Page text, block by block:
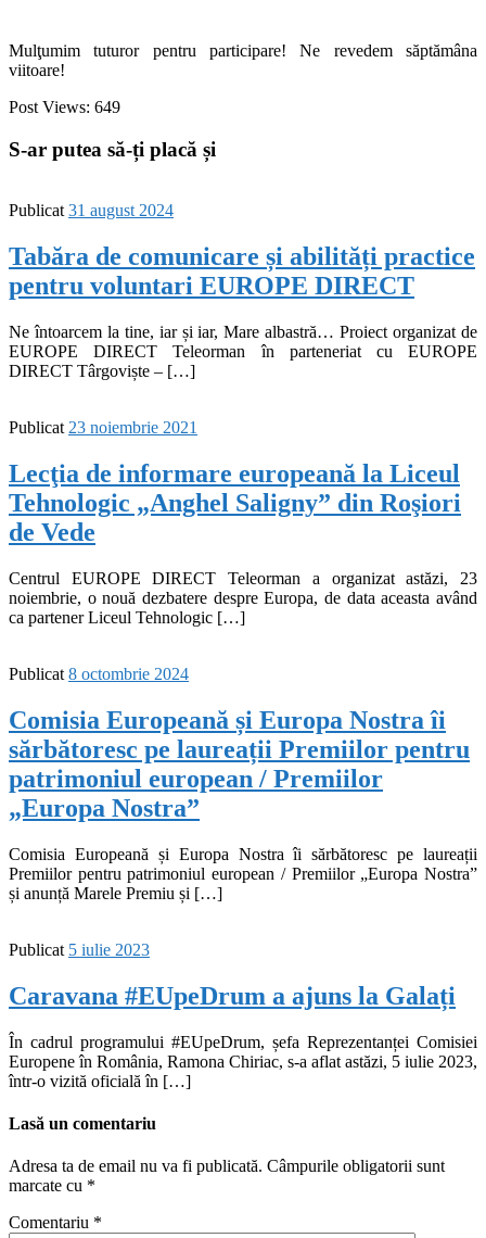
Mulţumim tuturor pentru participare! Ne revedem săptămâna
viitoare!
Post Views: 649
S-ar putea să-ți placă și
Publicat 31 august 2024
Tabăra de comunicare și abilități practice
pentru voluntari EUROPE DIRECT
Ne întoarcem la tine, iar și iar, Mare albastră… Proiect organizat de
EUROPE DIRECT Teleorman în parteneriat cu EUROPE
DIRECT Târgoviște – […]
Publicat 23 noiembrie 2021
Lecţia de informare europeană la Liceul
Tehnologic „Anghel Saligny” din Roşiori
de Vede
Centrul EUROPE DIRECT Teleorman a organizat astăzi, 23
noiembrie, o nouă dezbatere despre Europa, de data aceasta având
ca partener Liceul Tehnologic […]
Publicat 8 octombrie 2024
Comisia Europeană și Europa Nostra îi
sărbătoresc pe laureații Premiilor pentru
patrimoniul european / Premiilor
„Europa Nostra”
Comisia Europeană și Europa Nostra îi sărbătoresc pe laureații
Premiilor pentru patrimoniul european / Premiilor „Europa Nostra”
și anunță Marele Premiu și […]
Publicat 5 iulie 2023
Caravana #EUpeDrum a ajuns la Galați
În cadrul programului #EUpeDrum, șefa Reprezentanței Comisiei
Europene în România, Ramona Chiriac, s-a aflat astăzi, 5 iulie 2023,
într-o vizită oficială în […]
Lasă un comentariu
Adresa ta de email nu va fi publicată. Câmpurile obligatorii sunt
marcate cu *
Comentariu *